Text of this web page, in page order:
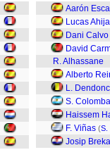
Aarón
Lucas
Dani Calvo
David
R. Alhassane
Alberto
L.
S.
Haissem
F. Viñas (S.
Josip